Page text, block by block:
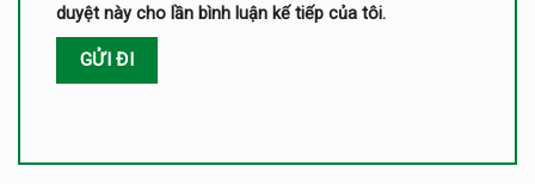
duyệt này cho lần bình luận kế tiếp của tôi.